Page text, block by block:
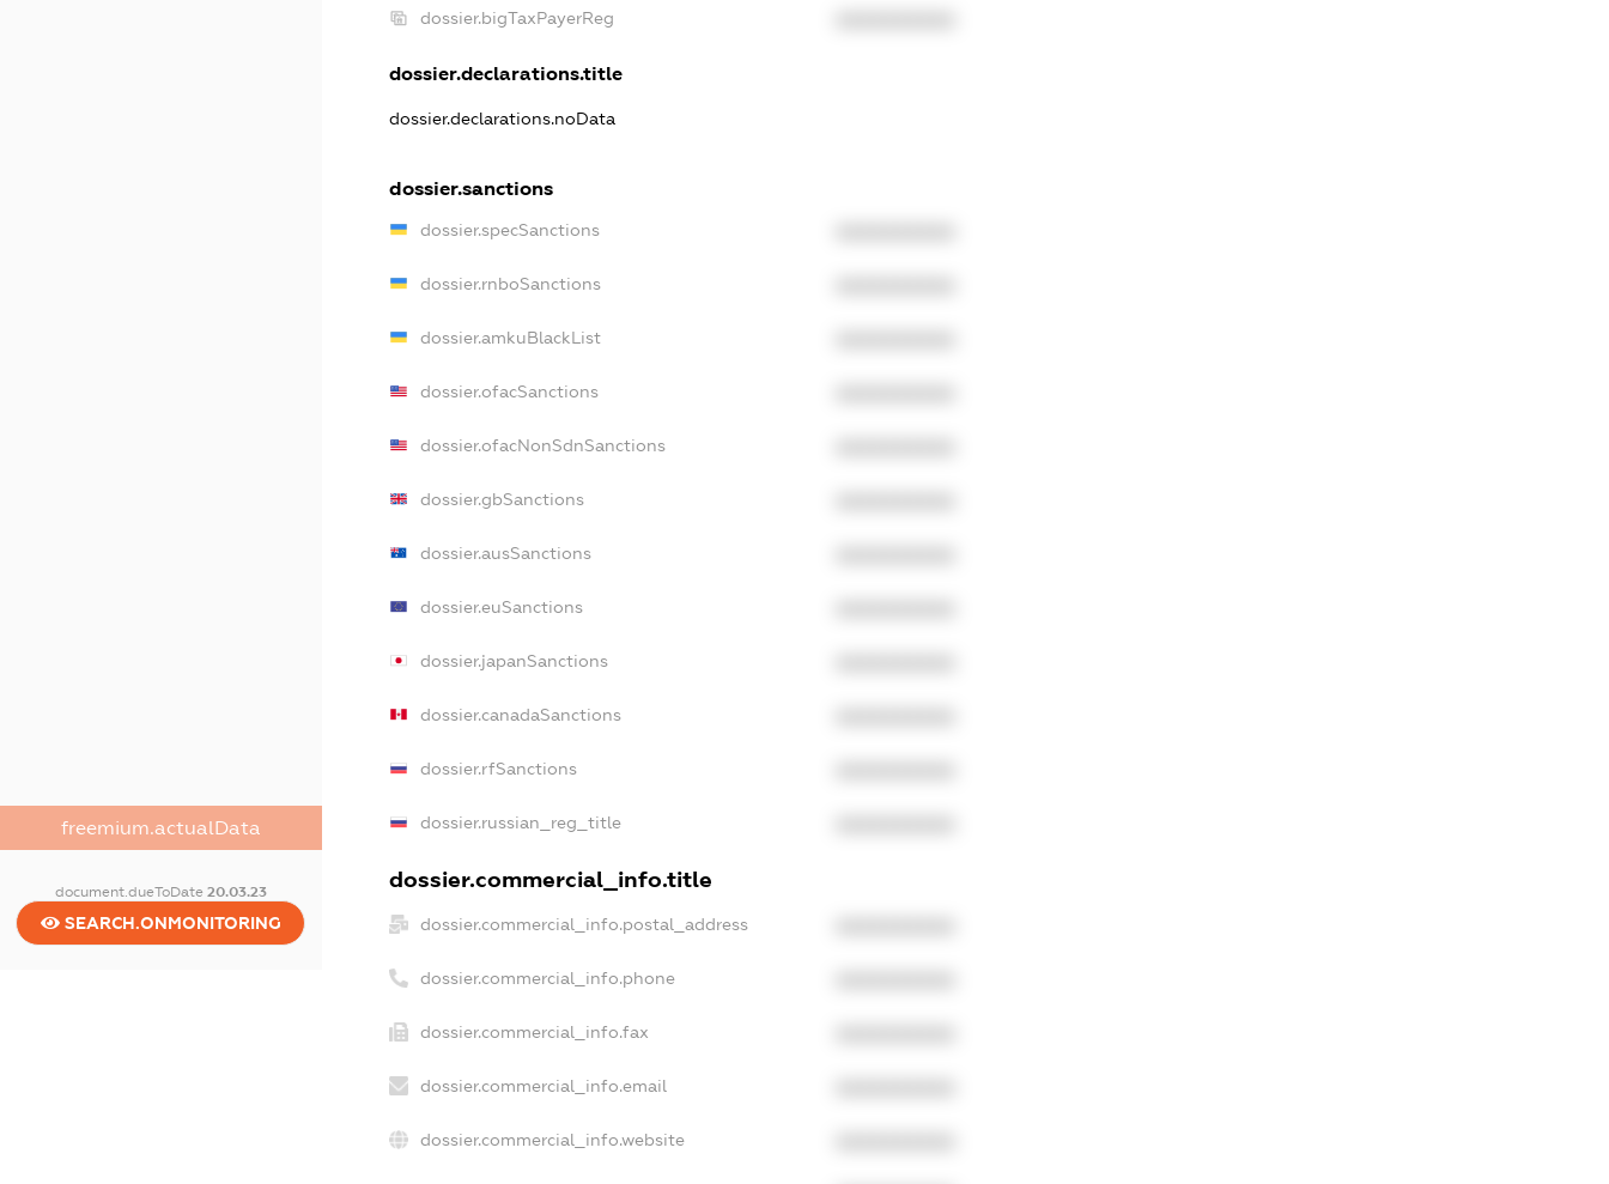
freemium.actualData
document.dueToDate 20.03.23
SEARCH.ONMONITORING
dossier.bigTaxPayerReg
dossier.declarations.title
dossier.declarations.noData
dossier.sanctions
dossier.specSanctions
dossier.rnboSanctions
dossier.amkuBlackList
dossier.ofacSanctions
dossier.ofacNonSdnSanctions
dossier.gbSanctions
dossier.ausSanctions
dossier.euSanctions
dossier.japanSanctions
dossier.canadaSanctions
dossier.rfSanctions
dossier.russian_reg_title
dossier.commercial_info.title
dossier.commercial_info.postal_address
dossier.commercial_info.phone
dossier.commercial_info.fax
dossier.commercial_info.email
dossier.commercial_info.website